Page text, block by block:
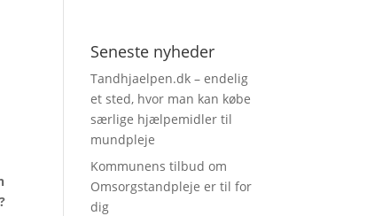
Seneste nyheder
Tandhjaelpen.dk – endelig
et sted, hvor man kan købe
særlige hjælpemidler til
mundpleje
Kommunens tilbud om
Omsorgstandpleje er til for
dig